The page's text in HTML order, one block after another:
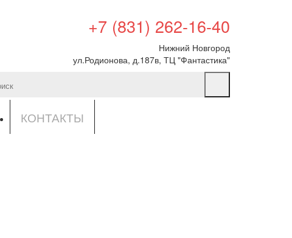
+7 (831) 262-16-40
Нижний Новгород
ул.Родионова, д.187в, ТЦ "Фантастика"
КОНТАКТЫ